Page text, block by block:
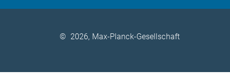
© 2026, Max-Planck-Gesellschaft